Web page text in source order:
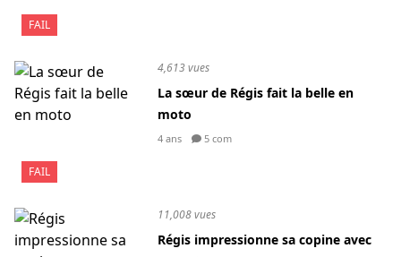
FAIL
FAIL
4,613 vues
La sœur de Régis fait la belle en
moto
4 ans 5 com
11,008 vues
Régis impressionne sa copine avec